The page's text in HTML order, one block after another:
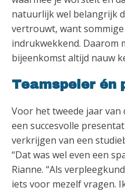
natuurlijk wel belangrijk
vertrouwt, want
indrukwekkend. Daarom
bijeenkomst altijd nauw
Teamspeler én
Voor het tweede jaar
een succesvolle
verkrijgen van een
“Dat was wel even een
Rianne. “Als
iets voor mezelf vragen.